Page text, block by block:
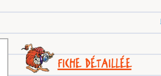
FICHE DÉTAILLÉE